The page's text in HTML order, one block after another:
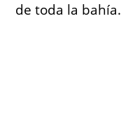
de toda la bahía.